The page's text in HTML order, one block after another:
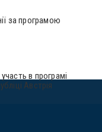
за програмою
в програмі
Австрія